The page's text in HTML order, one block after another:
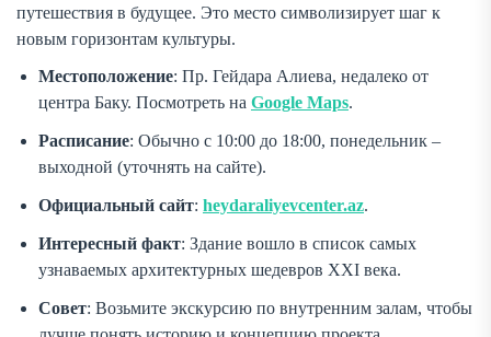
путешествия в будущее. Это место символизирует шаг к
новым горизонтам культуры.
Местоположение: Пр. Гейдара Алиева, недалеко от
центра Баку. Посмотреть на Google Maps.
Расписание: Обычно с 10:00 до 18:00, понедельник –
выходной (уточнять на сайте).
Официальный сайт: heydaraliyevcenter.az.
Интересный факт: Здание вошло в список самых
узнаваемых архитектурных шедевров XXI века.
Совет: Возьмите экскурсию по внутренним залам, чтобы